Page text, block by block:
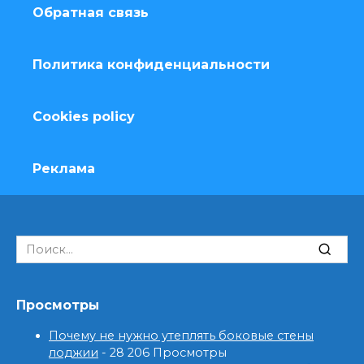
Обратная связь
Политика конфиденциальности
Cookies policy
Реклама
Search
for:
Просмотры
Почему не нужно утеплять боковые стены
лоджии - 28 206 Просмотры